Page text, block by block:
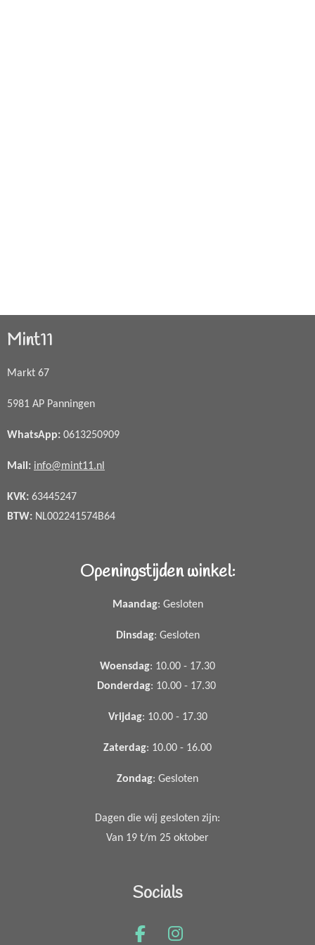
Mint11
Markt 67
5981 AP Panningen
WhatsApp: 0613250909
Mail: info@mint11.nl
KVK: 63445247
BTW: NL002241574B64
Openingstijden winkel:
Maandag: Gesloten
Dinsdag: Gesloten
Woensdag: 10.00 - 17.30
Donderdag: 10.00 - 17.30
Vrijdag: 10.00 - 17.30
Zaterdag: 10.00 - 16.00
Zondag: Gesloten
Dagen die wij gesloten zijn:
Van 19 t/m 25 oktober
Socials
F
I